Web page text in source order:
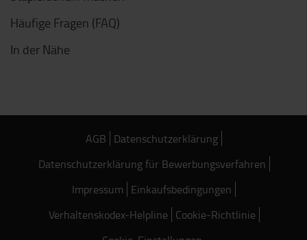
Häufige Fragen (FAQ)
In der Nähe
AGB Datenschutzerklärung
Datenschutzerklärung für Bewerbungsverfahren
Impressum Einkaufsbedingungen
Verhaltenskodex-Helpline Cookie-Richtlinie